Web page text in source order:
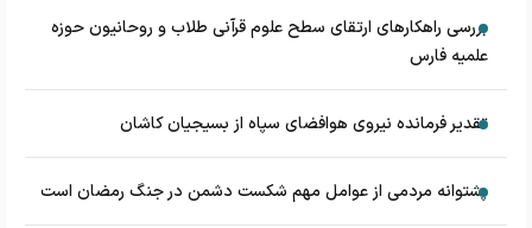
بررسی راهکارهای ارتقای سطح علوم قرآنی طلاب و روحانیون حوزه
علمیه فارس
تقدیر فرمانده نیروی هوافضای سپاه از بسیجیان کاشان
پشتوانه مردمی از عوامل مهم شکست دشمن در جنگ رمضان است